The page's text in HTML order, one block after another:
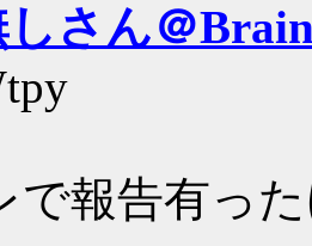
しさん＠
で報告有っ